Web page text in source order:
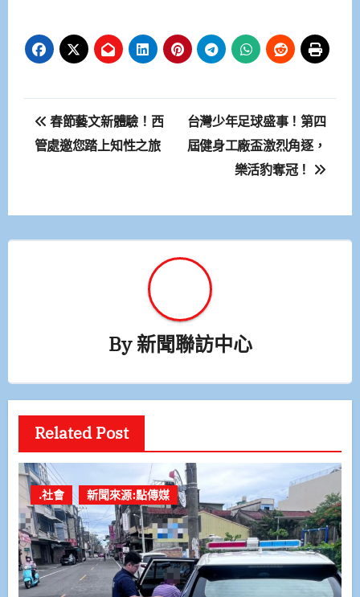
文
章
覽
春節藝文新體驗！西
管處邀您踏上知性之旅
台灣少年足球盛事！第四
屆健身工廠盃激烈角逐，
樂活豹奪冠！
By新聞聯訪中心
Related Post
.社會 新聞來源:點傳媒